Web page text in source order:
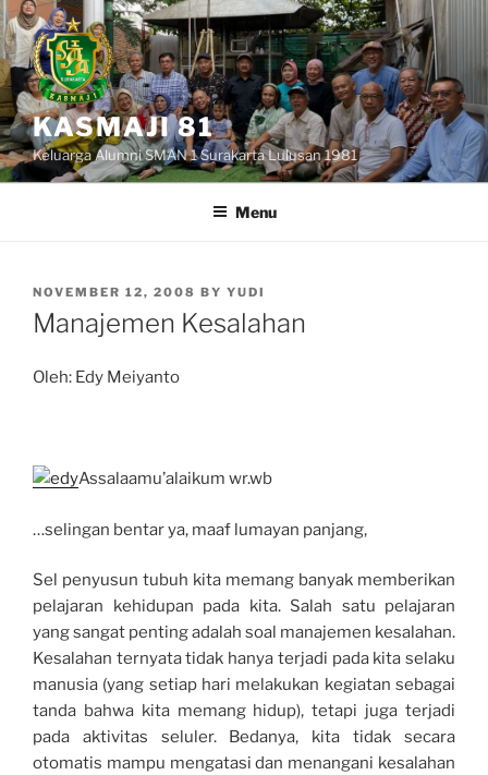
Skip
to
content
KASMAJI 81
Keluarga Alumni SMAN 1 Surakarta Lulusan 1981
Menu
POSTED
ON
NOVEMBER 12, 2008 BY YUDI
Manajemen Kesalahan
Oleh: Edy Meiyanto
Assalaamu’alaikum wr.wb
…selingan bentar ya, maaf lumayan panjang,
Sel penyusun tubuh kita memang banyak memberikan
pelajaran kehidupan pada kita. Salah satu pelajaran
yang sangat penting adalah soal manajemen kesalahan.
Kesalahan ternyata tidak hanya terjadi pada kita selaku
manusia (yang setiap hari melakukan kegiatan sebagai
tanda bahwa kita memang hidup), tetapi juga terjadi
pada aktivitas seluler. Bedanya, kita tidak secara
otomatis mampu mengatasi dan menangani kesalahan